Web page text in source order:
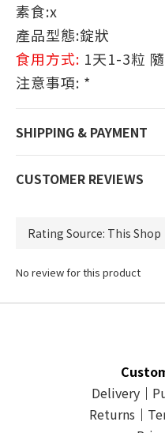
素食:x
產品型態:錠狀
食用方式: 1天1-3粒
注意事項: *
SHIPPING & PAYMENT
CUSTOMER REVIEWS
No review for this product
Delivery｜
Returns ｜